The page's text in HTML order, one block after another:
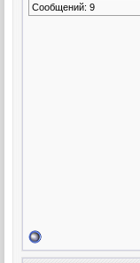
Сообщений: 9